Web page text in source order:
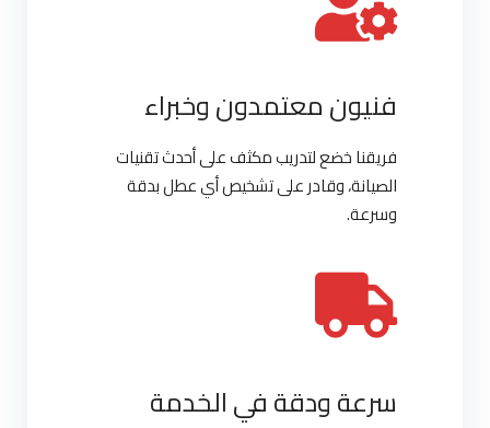
فنيون معتمدون وخبراء
فريقنا خضع لتدريب مكثف على أحدث تقنيات
الصيانة، وقادر على تشخيص أي عطل بدقة
وسرعة.
سرعة ودقة في الخدمة